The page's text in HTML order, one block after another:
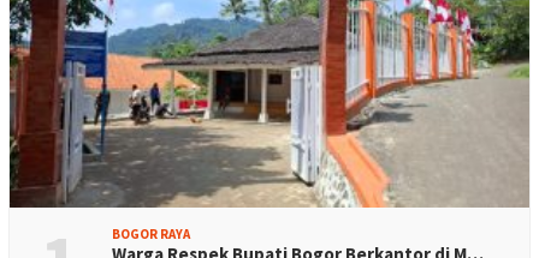
BOGOR RAYA